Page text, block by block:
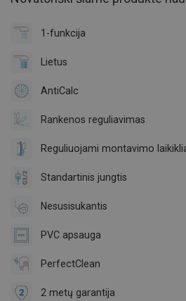
1-funkcija
Lietus
AntiCalc
Rankenos reguliavimas
Reguliuojami montavimo
Standartinis jungtis
Nesusisukantis
PVC apsauga
PerfectClean
2 metų garantija